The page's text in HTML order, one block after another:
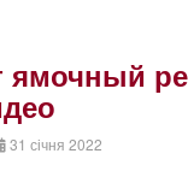
ямочный
31 січня 2022